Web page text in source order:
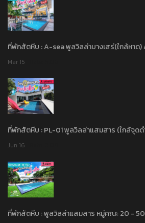
ที่พักสัตหีบ : A-sea พูลวิลล่าบางเสร่(ใกล้หาด
Mar 15
ที่พักสัตหีบ : PL-01 พูลวิลล่าแสมสาร (ใกล้จุด
Jun 16
ที่พักสัตหีบ : พูลวิลล่าแสมสาร หมู่คณะ 20 - 50